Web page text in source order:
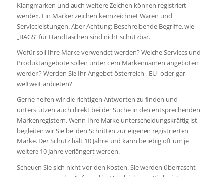
Klangmarken und auch weitere Zeichen können registriert
werden. Ein Markenzeichen kennzeichnet Waren und
Serviceleistungen. Aber Achtung: Beschreibende Begriffe, wie
„BAGS“ für Handtaschen sind nicht schützbar.
Wofür soll Ihre Marke verwendet werden? Welche Services und
Produktangebote sollen unter dem Markennamen angeboten
werden? Werden Sie Ihr Angebot österreich-, EU- oder gar
weltweit anbieten?
Gerne helfen wir die richtigen Antworten zu finden und
unterstützen auch direkt bei der Suche in den entsprechenden
Markenregistern. Wenn Ihre Marke unterscheidungskräftig ist,
begleiten wir Sie bei den Schritten zur eigenen registrierten
Marke. Der Schutz hält 10 Jahre und kann beliebig oft um je
weitere 10 Jahre verlängert werden.
Scheuen Sie sich nicht vor den Kosten. Sie werden überrascht